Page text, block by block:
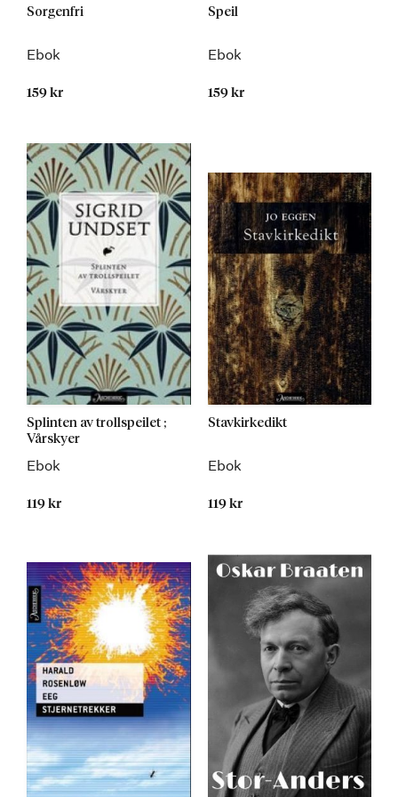
Sorgenfri
Ebok
159 kr
Speil
Ebok
159 kr
Splinten av trollspeilet ;
Vårskyer
Ebok
119 kr
Stavkirkedikt
Ebok
119 kr